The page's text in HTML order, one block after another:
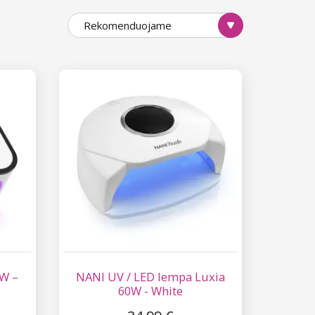
Jei dirbate salone ar nagų
rinkinį ,kuriame rasite
Rekomenduojame
–
NANI UV / LED lempa Luxia
60W - White